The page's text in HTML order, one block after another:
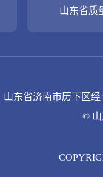
《企业界
山东省济南市历下区
©